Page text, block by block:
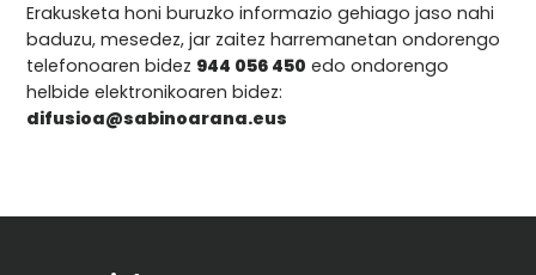
Erakusketa honi buruzko informazio gehiago jaso nahi
baduzu, mesedez, jar zaitez harremanetan ondorengo
telefonoaren bidez 944 056 450 edo ondorengo
helbide elektronikoaren bidez:
difusioa@sabinoarana.eus